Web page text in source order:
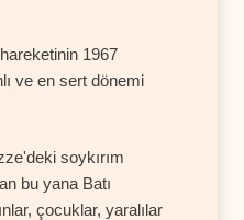
1967
ve en sert dönemi
soykırım
bu yana Batı
çocuklar, yaralılar